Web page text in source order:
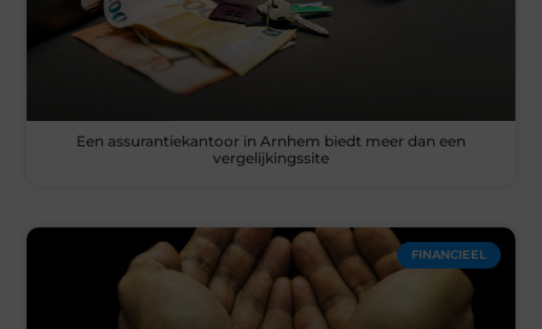
Een assurantiekantoor in Arnhem biedt meer dan een
vergelijkingssite
FINANCIEEL